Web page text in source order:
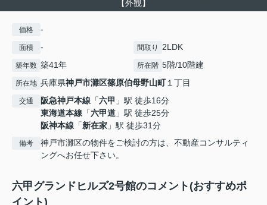
【外観】
価格 -
面積 - 間取り 2LDK
築年数 築41年 所在階 5階/10階建
所在地 兵庫県神戸市灘区篠原伯母野山町１丁目
交通 阪急神戸本線 「六甲 」駅 徒歩16分
東海道本線 「六甲道 」駅 徒歩25分
阪神本線 「新在家 」駅 徒歩31分
備考
神戸市灘区の物件をご検討の方は、不動産コンサルティ
ングへお任せ下さい。
六甲グランドヒルズ2号館のコメント(おすすめポ
イント)